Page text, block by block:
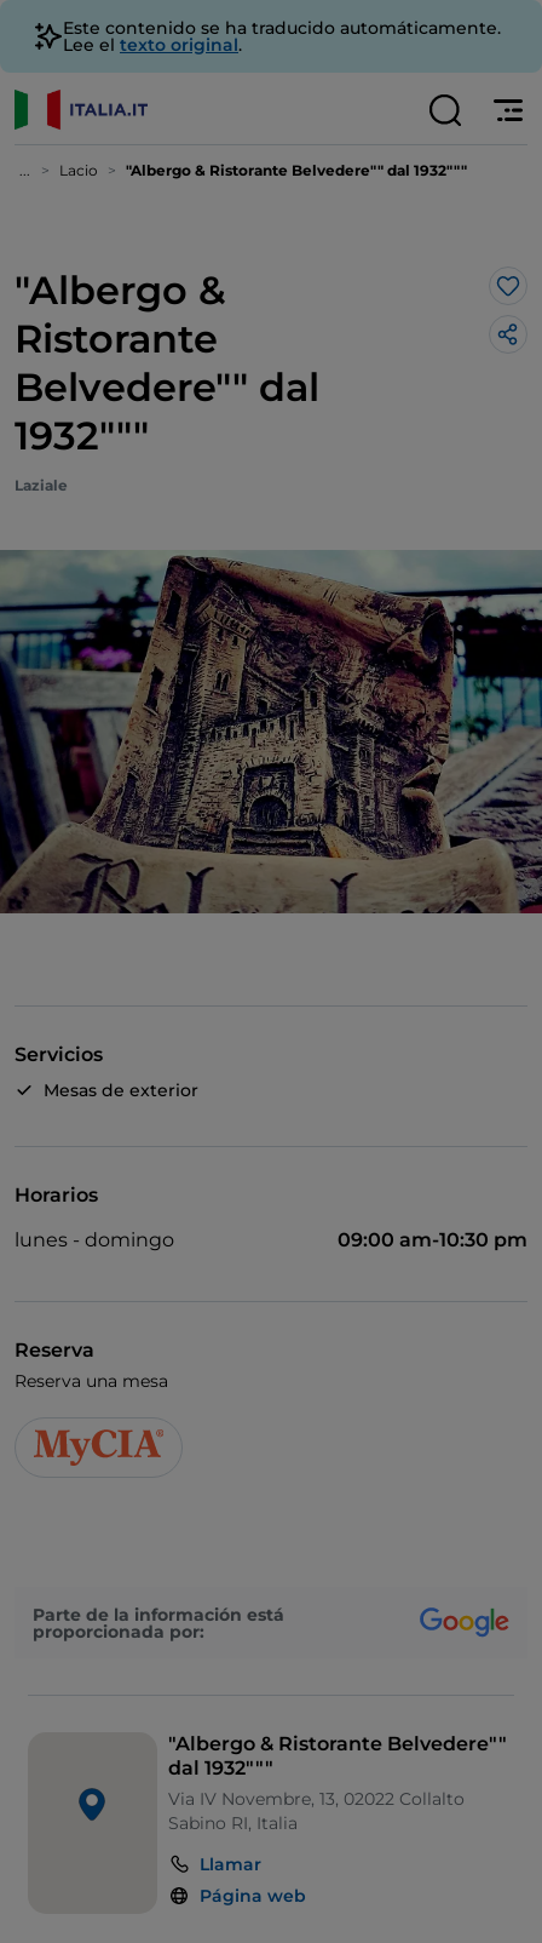
Este contenido se ha traducido automáticamente.
Lee el texto original.
... Lacio "Albergo & Ristorante Belvedere"" dal 1932"""
"Albergo &
Ristorante
Belvedere"" dal
1932"""
Me
Laziale
Servicios
Mesas de exterior
Horarios
lunes - domingo
09:00 am-10:30 pm
Reserva
Reserva una mesa
Parte de la información está
proporcionada por:
"Albergo & Ristorante Belvedere""
dal 1932"""
Via IV Novembre, 13, 02022 Collalto
Sabino RI, Italia
Llamar
Página web